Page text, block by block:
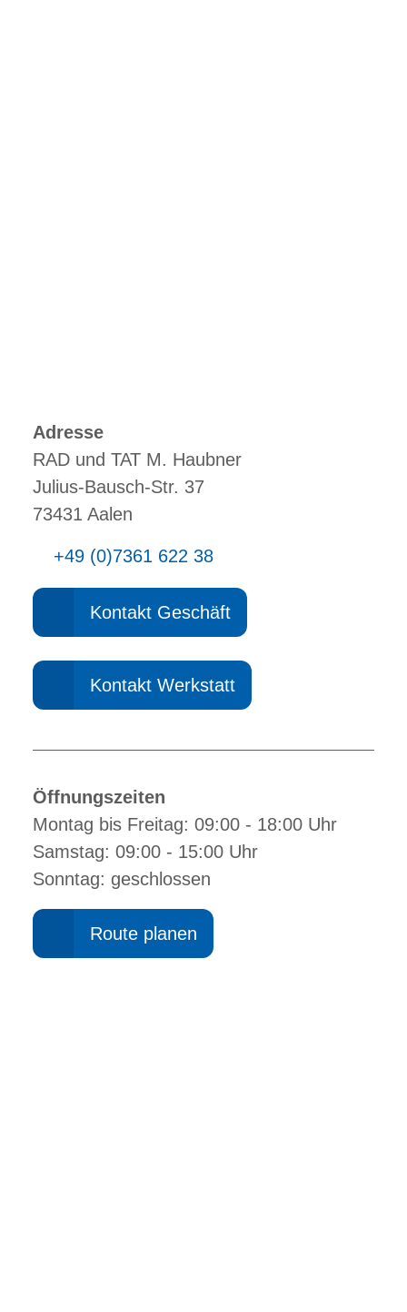
Adresse
RAD und TAT M. Haubner
Julius-Bausch-Str. 37
73431 Aalen
+49 (0)7361 622 38
Kontakt Geschäft
Kontakt Werkstatt
Öffnungszeiten
Montag bis Freitag: 09:00 - 18:00 Uhr
Samstag: 09:00 - 15:00 Uhr
Sonntag: geschlossen
Route planen